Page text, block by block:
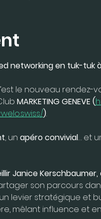
networking en tuk-tuk
le nouveau rendez-
MARKETING GENEVE (
).
, un apéro convivial… et
Janice
son parcours
levier stratégique et
mêlant influence et